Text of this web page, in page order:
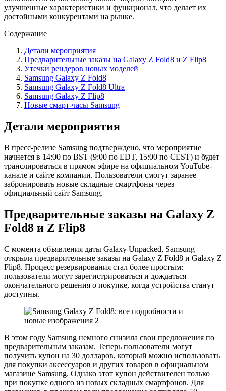
улучшенные характеристики и функционал, что делает их
достойными конкурентами на рынке.
Содержание
Детали мероприятия
Предварительные заказы на Galaxy Z Fold8 и Z Flip8
Утечки рендеров новых моделей
Samsung Galaxy Z Fold8
Samsung Galaxy Z Fold8 Ultra
Samsung Galaxy Z Flip8
Новые смарт-часы Samsung
Детали мероприятия
В пресс-релизе Samsung подтверждено, что мероприятие
начнется в 14:00 по BST (9:00 по EDT, 15:00 по CEST) и будет
транслироваться в прямом эфире на официальном YouTube-
канале и сайте компании. Пользователи смогут заранее
забронировать новые складные смартфоны через
официальный сайт Samsung.
Предварительные заказы на Galaxy Z
Fold8 и Z Flip8
С момента объявления даты Galaxy Unpacked, Samsung
открыла предварительные заказы на Galaxy Z Fold8 и Galaxy Z
Flip8. Процесс резервирования стал более простым:
пользователи могут зарегистрироваться и дождаться
окончательного решения о покупке, когда устройства станут
доступны.
В этом году Samsung немного снизила свои предложения по
предварительным заказам. Теперь пользователи могут
получить купон на 30 долларов, который можно использовать
для покупки аксессуаров и других товаров в официальном
магазине Samsung. Однако этот купон действителен только
при покупке одного из новых складных смартфонов. Для